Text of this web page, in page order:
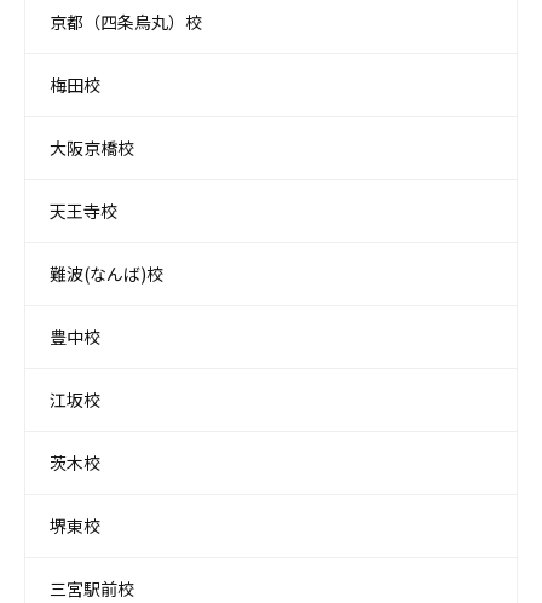
京都（四条烏丸）校
梅田校
大阪京橋校
天王寺校
難波(なんば)校
豊中校
江坂校
茨木校
堺東校
三宮駅前校